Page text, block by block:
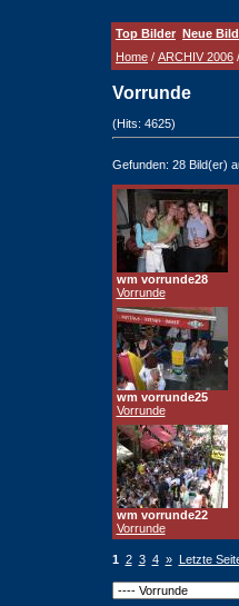
Top Bilder Neue
Home / ARCHIV 2006 /
Vorrunde
(Hits: 4625)
Gefunden: 28 Bild(er)
wm vorrunde28
Vorrunde
wm vorrunde25
Vorrunde
wm vorrunde22
Vorrunde
1 2 3 4 » Letzte